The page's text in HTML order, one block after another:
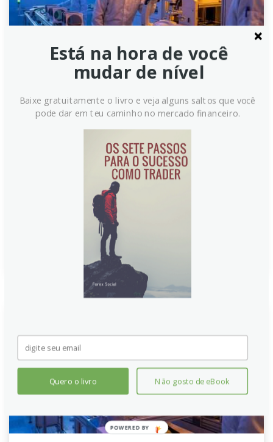
Cobre: Risco de tarifas
impulsiona alta – Commerzbank
O cobre atingiu níveis recordes na LME, impulsionado
pela demanda estrutural da transição energética e
centros de dados. A possibilidade de tarifas dos EUA
sobre o cobre refinado a partir de 2027 está levando
à acumulação preventiva de estoques e apertando a
oferta fora do país.
Está na hora de você
mudar de nível
Baixe gratuitamente o livro e veja alguns saltos que você
pode dar em teu caminho no mercado financeiro.
Quero o livro Não gosto de eBook
POWERED